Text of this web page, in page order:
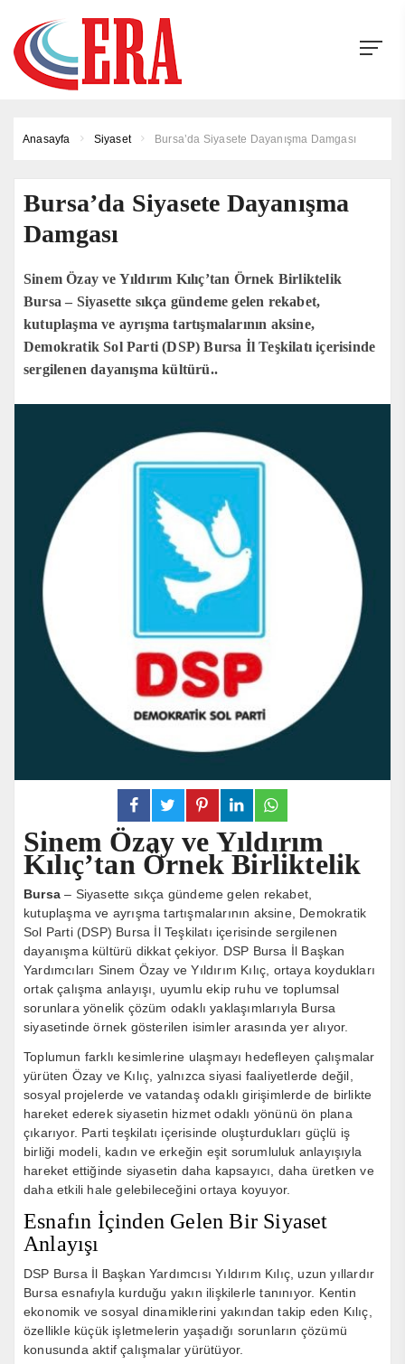
Anasayfa Siyaset Bursa’da Siyasete Dayanışma Damgası
Bursa’da Siyasete Dayanışma
Damgası
Sinem Özay ve Yıldırım Kılıç’tan Örnek Birliktelik
Bursa – Siyasette sıkça gündeme gelen rekabet,
kutuplaşma ve ayrışma tartışmalarının aksine,
Demokratik Sol Parti (DSP) Bursa İl Teşkilatı içerisinde
sergilenen dayanışma kültürü..
Sinem Özay ve Yıldırım
Kılıç’tan Örnek Birliktelik
Bursa – Siyasette sıkça gündeme gelen rekabet,
kutuplaşma ve ayrışma tartışmalarının aksine, Demokratik
Sol Parti (DSP) Bursa İl Teşkilatı içerisinde sergilenen
dayanışma kültürü dikkat çekiyor. DSP Bursa İl Başkan
Yardımcıları Sinem Özay ve Yıldırım Kılıç, ortaya koydukları
ortak çalışma anlayışı, uyumlu ekip ruhu ve toplumsal
sorunlara yönelik çözüm odaklı yaklaşımlarıyla Bursa
siyasetinde örnek gösterilen isimler arasında yer alıyor.
Toplumun farklı kesimlerine ulaşmayı hedefleyen çalışmalar
yürüten Özay ve Kılıç, yalnızca siyasi faaliyetlerde değil,
sosyal projelerde ve vatandaş odaklı girişimlerde de birlikte
hareket ederek siyasetin hizmet odaklı yönünü ön plana
çıkarıyor. Parti teşkilatı içerisinde oluşturdukları güçlü iş
birliği modeli, kadın ve erkeğin eşit sorumluluk anlayışıyla
hareket ettiğinde siyasetin daha kapsayıcı, daha üretken ve
daha etkili hale gelebileceğini ortaya koyuyor.
Esnafın İçinden Gelen Bir Siyaset
Anlayışı
DSP Bursa İl Başkan Yardımcısı Yıldırım Kılıç, uzun yıllardır
Bursa esnafıyla kurduğu yakın ilişkilerle tanınıyor. Kentin
ekonomik ve sosyal dinamiklerini yakından takip eden Kılıç,
özellikle küçük işletmelerin yaşadığı sorunların çözümü
konusunda aktif çalışmalar yürütüyor.